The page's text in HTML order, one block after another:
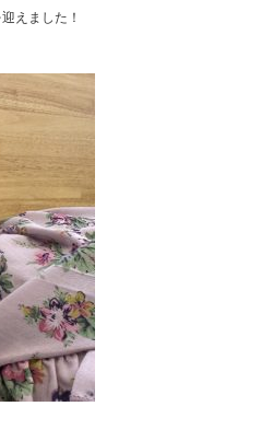
えました！